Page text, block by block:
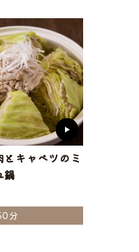
キャベツのミ
鍋
分